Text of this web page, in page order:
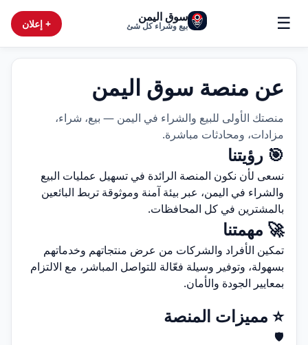
☰ سوق اليمن
بيع وشراء كل شئ + إعلان
عن منصة سوق اليمن
منصتك الأولى للبيع والشراء في اليمن — بيع، شراء،
مزادات، ومحادثات مباشرة.
🎯 رؤيتنا
نسعى لأن نكون المنصة الرائدة في تسهيل عمليات البيع
والشراء في اليمن، عبر بيئة آمنة وموثوقة تربط البائعين
بالمشترين في كل المحافظات.
🚀 مهمتنا
تمكين الأفراد والشركات من عرض منتجاتهم وخدماتهم
بسهولة، وتوفير وسيلة فعّالة للتواصل المباشر، مع الالتزام
بمعايير الجودة والأمان.
⭐ مميزات المنصة
🛡️